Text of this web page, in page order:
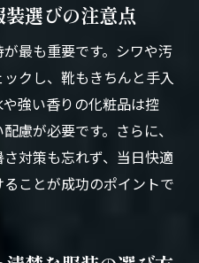
選びの注意点
最も重要です。シワや汚
クし、靴もきちんと手入
強い香りの化粧品は控
慮が必要です。さらに、
対策も忘れず、当日快適
ことが成功のポイントで